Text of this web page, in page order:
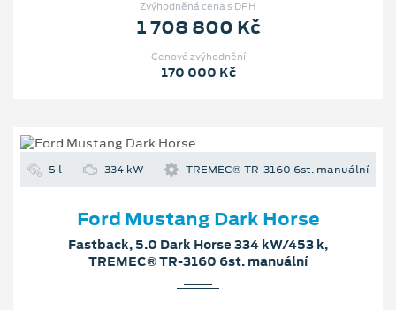
Zvýhodněná cena s DPH
1 708 800 Kč
Cenové zvýhodnění
170 000 Kč
5 l 334 kW TREMEC® TR-3160 6st. manuální
Ford Mustang Dark Horse
Fastback, 5.0 Dark Horse 334 kW/453 k,
TREMEC® TR-3160 6st. manuální